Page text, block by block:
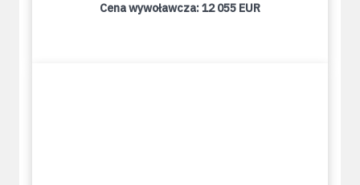
Cena wywoławcza:12 055 EUR